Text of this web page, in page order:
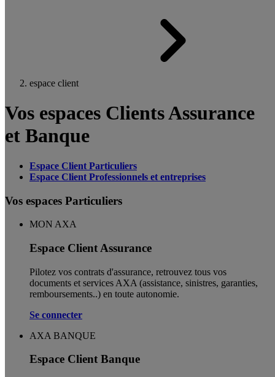
espace client
Vos espaces Clients Assurance
et Banque
Espace Client Particuliers
Espace Client Professionnels et entreprises
Vos espaces Particuliers
MON AXA
Espace Client Assurance
Pilotez vos contrats d'assurance, retrouvez tous vos
documents et services AXA (assistance, sinistres, garanties,
remboursements..) en toute autonomie. ​
Se connecter
AXA BANQUE
Espace Client Banque